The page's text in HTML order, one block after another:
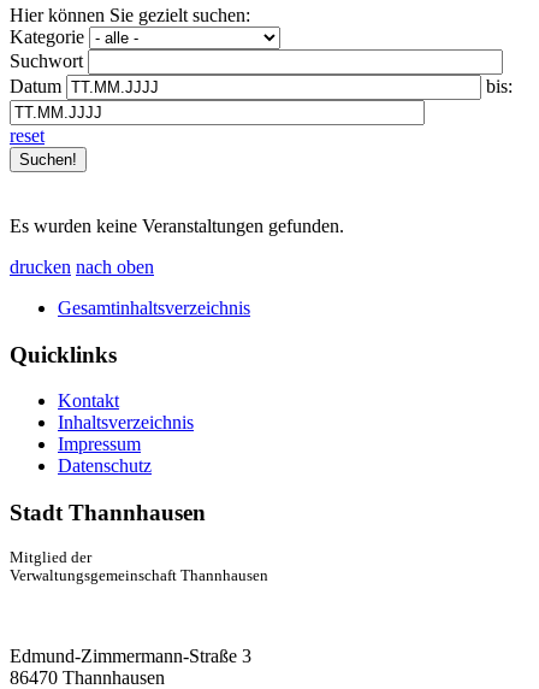
Hier können Sie gezielt suchen:
Kategorie
Suchwort
Datum
bis:
reset
Es wurden keine Veranstaltungen gefunden.
drucken nach oben
Gesamtinhaltsverzeichnis
Quicklinks
Kontakt
Inhaltsverzeichnis
Impressum
Datenschutz
Stadt Thannhausen
Mitglied der
Verwaltungsgemeinschaft Thannhausen
Edmund-Zimmermann-Straße 3
86470 Thannhausen